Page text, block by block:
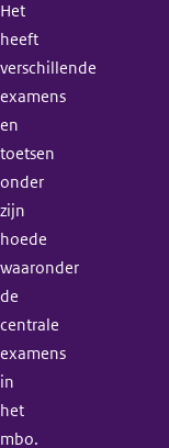
Het
heeft
verschillende
examens
en
toetsen
onder
zijn
hoede
waaronder
de
centrale
examens
in
het
mbo.